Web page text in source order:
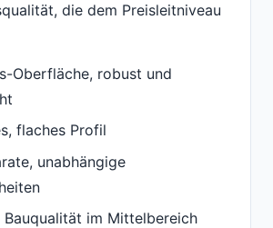
die dem Preisleitniveau
Oberfläche, robust und
flaches Profil
unabhängige
Bauqualität im Mittelbereich